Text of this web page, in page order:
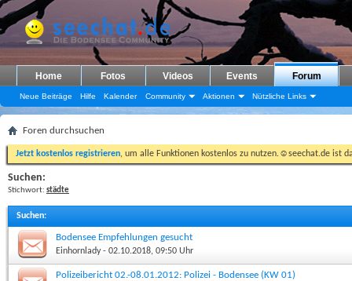
Home Fotos Videos Events Forum
Neue Beiträge Hilfe Kalender Community Aktionen Nützliche Links
Foren durchsuchen
Jetzt kostenlos registrieren, um alle Funktionen kostenlos zu nutzen.☺seechat.de ist
Suchen:
Stichwort: städte
Suchen:
Bodensee Empfehlungen gesucht
Einhornlady- 02.10.2018, 09:50 Uhr
Polizeibericht 02.-08.01.2012: Polizei - Bodensee (KW 01)